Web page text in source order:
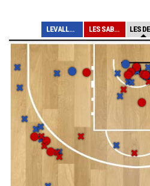
LEVALLOIS LES SABLES LES